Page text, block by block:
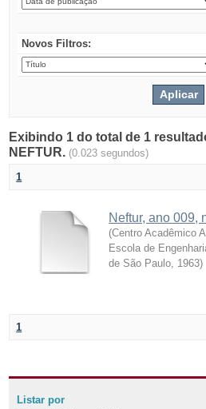
Novos Filtros:
Exibindo 1 do total de 1
NEFTUR. (0.023 segundos)
1
Neftur, ano 009,
(Centro Acadêmico
Escola de
de São Paulo 1963)
1
Listar por